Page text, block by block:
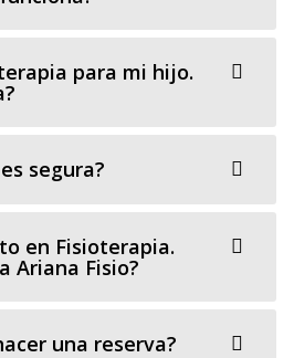
para mi hijo.
segura?
en Fisioterapia.
Ariana Fisio?
una reserva?